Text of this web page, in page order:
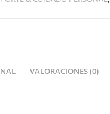
VALORACIONES (0)